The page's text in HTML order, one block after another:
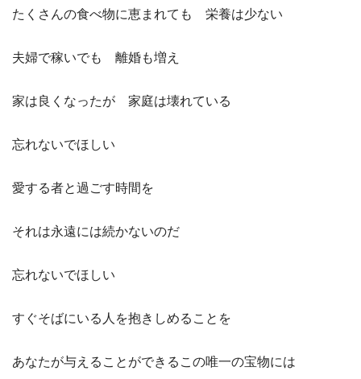
たくさんの食べ物に恵まれても 栄養は少ない
夫婦で稼いでも 離婚も増え
家は良くなったが 家庭は壊れている
忘れないでほしい
愛する者と過ごす時間を
それは永遠には続かないのだ
忘れないでほしい
すぐそばにいる人を抱きしめることを
あなたが与えることができるこの唯一の宝物には